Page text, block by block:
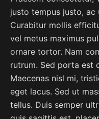
justo tempus justo,
Curabitur mollis
vel metus maximus
ornare tortor. Nam
rutrum. Sed porta est
Maecenas nisl mi,
eget lacus. Sed ut
tellus. Duis semper